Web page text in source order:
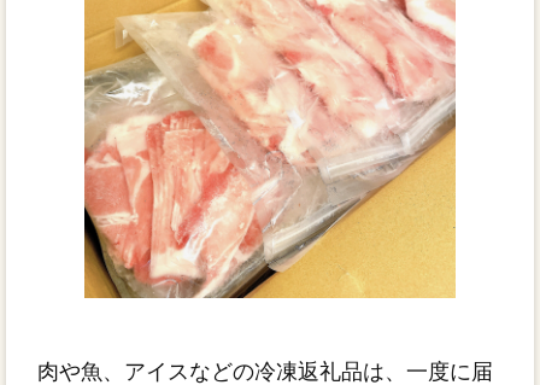
肉や魚、アイスなどの冷凍返礼品は、一度に届